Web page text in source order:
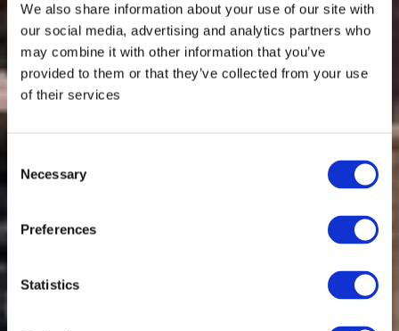
We also share information about your use of our site with
our social media, advertising and analytics partners who
may combine it with other information that you’ve
provided to them or that they’ve collected from your use
of their services
Selection
Necessary
Preferences
Statistics